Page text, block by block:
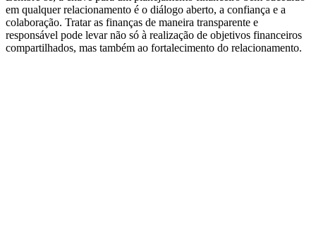
em qualquer relacionamento é o diálogo aberto, a confiança e a
colaboração. Tratar as finanças de maneira transparente e
responsável pode levar não só à realização de objetivos financeiros
compartilhados, mas também ao fortalecimento do relacionamento.